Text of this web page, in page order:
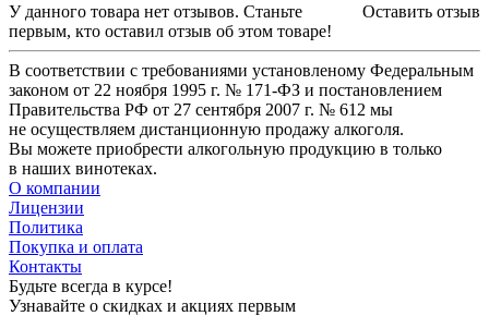
Оставить отзыв
У данного товара нет отзывов. Станьте
первым, кто оставил отзыв об этом товаре!
В соответствии с требованиями установленому Федеральным
законом от 22 ноября 1995 г. № 171-ФЗ и постановлением
Правительства РФ от 27 сентября 2007 г. № 612 мы
не осуществляем дистанционную продажу алкоголя.
Вы можете приобрести алкогольную продукцию в только
в наших винотеках.
О компании
Лицензии
Политика
Покупка и оплата
Контакты
Будьте всегда в курсе!
Узнавайте о скидках и акциях первым